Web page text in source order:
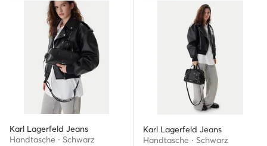
Karl Lagerfeld Jeans
Handtasche · Schwarz
Karl Lagerfeld Jeans
Handtasche · Schwarz